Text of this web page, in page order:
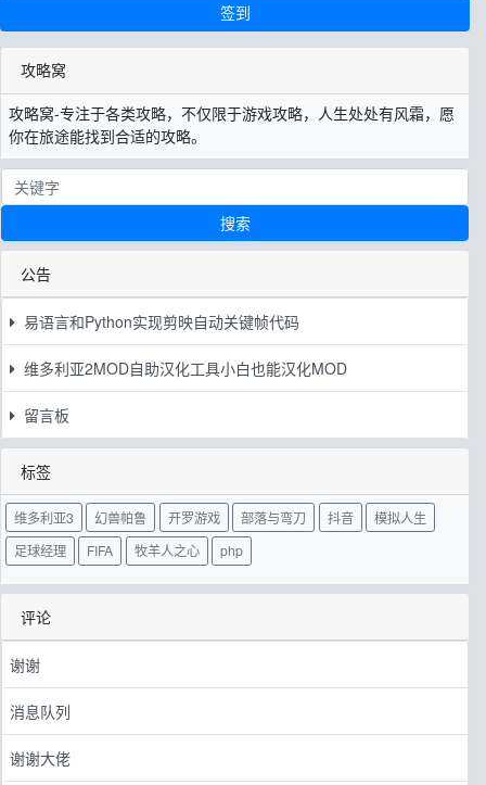
签到
攻略窝
攻略窝-专注于各类攻略，不仅限于游戏攻略，人生处处有风霜，愿
你在旅途能找到合适的攻略。
搜索
公告
易语言和Python实现剪映自动关键帧代码
维多利亚2MOD自助汉化工具小白也能汉化MOD
留言板
标签
维多利亚3 幻兽帕鲁 开罗游戏 部落与弯刀 抖音
模拟人生
足球经理
FIFA 牧羊人之心 php
评论
谢谢
消息队列
谢谢大佬